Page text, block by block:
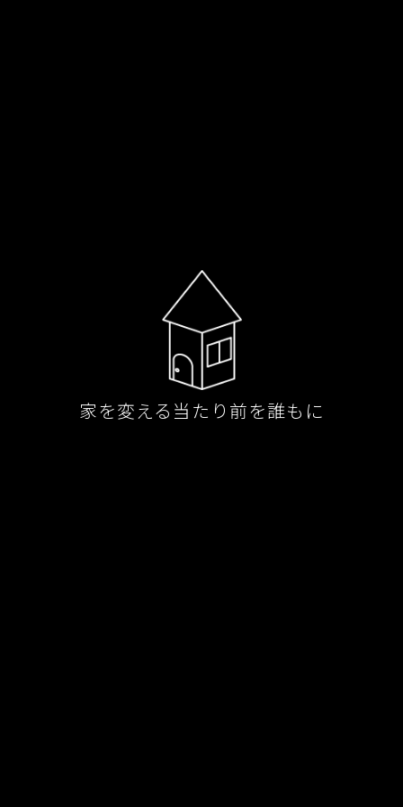
家を変える当たり前を誰もに